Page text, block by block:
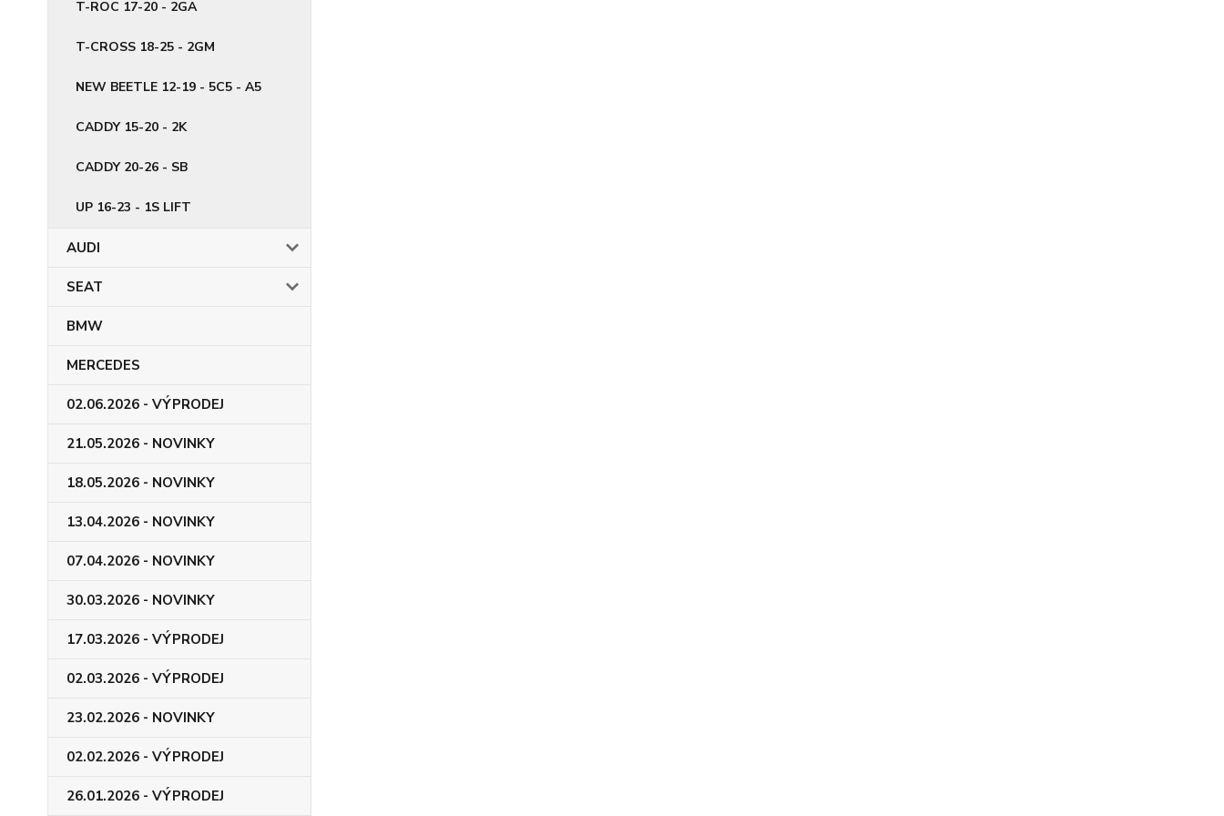
T-ROC 17-20 - 2GA
T-CROSS 18-25 - 2GM
NEW BEETLE 12-19 - 5C5 - A5
CADDY 15-20 - 2K
CADDY 20-26 - SB
UP 16-23 - 1S LIFT
AUDI
SEAT
BMW
MERCEDES
02.06.2026 - VÝPRODEJ
21.05.2026 - NOVINKY
18.05.2026 - NOVINKY
13.04.2026 - NOVINKY
07.04.2026 - NOVINKY
30.03.2026 - NOVINKY
17.03.2026 - VÝPRODEJ
02.03.2026 - VÝPRODEJ
23.02.2026 - NOVINKY
02.02.2026 - VÝPRODEJ
26.01.2026 - VÝPRODEJ